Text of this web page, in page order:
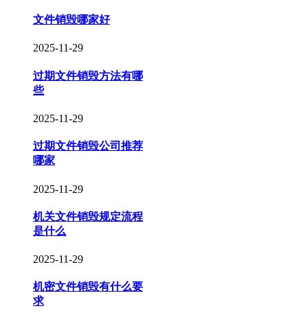
文件销毁哪家好
2025-11-29
过期文件销毁方法有哪
些
2025-11-29
过期文件销毁公司推荐
哪家
2025-11-29
机关文件销毁规定流程
是什么
2025-11-29
机密文件销毁有什么要
求